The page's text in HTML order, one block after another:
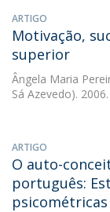
ARTIGO
Motivação,
superior
Ângela Maria
Sá Azevedo).
ARTIGO
O auto-
português:
psicométricas